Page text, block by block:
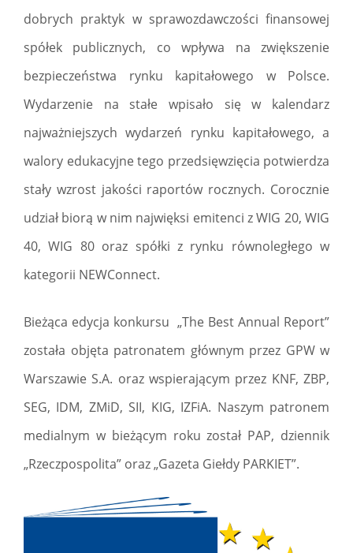
dobrych praktyk w sprawozdawczości finansowej
spółek publicznych, co wpływa na zwiększenie
bezpieczeństwa rynku kapitałowego w Polsce.
Wydarzenie na stałe wpisało się w kalendarz
najważniejszych wydarzeń rynku kapitałowego, a
walory edukacyjne tego przedsięwzięcia potwierdza
stały wzrost jakości raportów rocznych. Corocznie
udział biorą w nim najwięksi emitenci z WIG 20, WIG
40, WIG 80 oraz spółki z rynku równoległego w
kategorii NEWConnect.
Bieżąca edycja konkursu „The Best Annual Report”
została objęta patronatem głównym przez GPW w
Warszawie S.A. oraz wspierającym przez KNF, ZBP,
SEG, IDM, ZMiD, SII, KIG, IZFiA. Naszym patronem
medialnym w bieżącym roku został PAP, dziennik
„Rzeczpospolita” oraz „Gazeta Giełdy PARKIET”.